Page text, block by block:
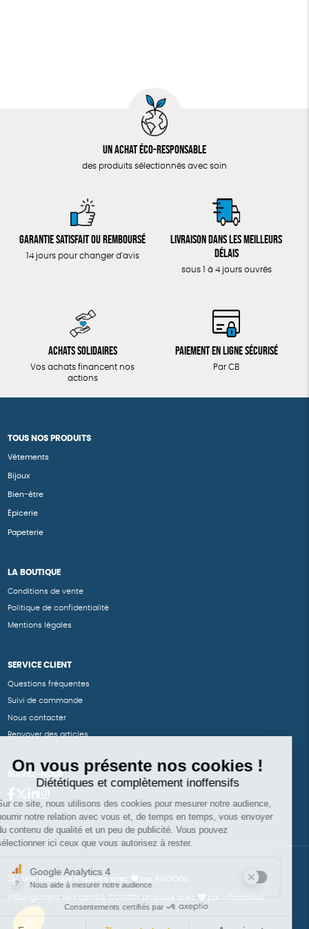
Un achat éco-responsable
des produits sélectionnés avec soin
Garantie satisfait ou remboursé
14 jours pour changer d'avis
Livraison dans les meilleurs
délais
sous 1 à 4 jours ouvrés
Achats solidaires
Vos achats financent nos
actions
Paiement en ligne sécurisé
Par CB
TOUS NOS PRODUITS
Vêtements
Bijoux
Bien-être
Épicerie
Papeterie
LA BOUTIQUE
Conditions de vente
Politique de confidentialité
Mentions légales
SERVICE CLIENT
Questions fréquentes
Suivi de commande
Nous contacter
Renvoyer des articles
SUIVEZ-NOUS
Une boutique élaborée avec par RGOODS
Hébergement vert certifié ISO14001 propulsé avec par Infomaniak